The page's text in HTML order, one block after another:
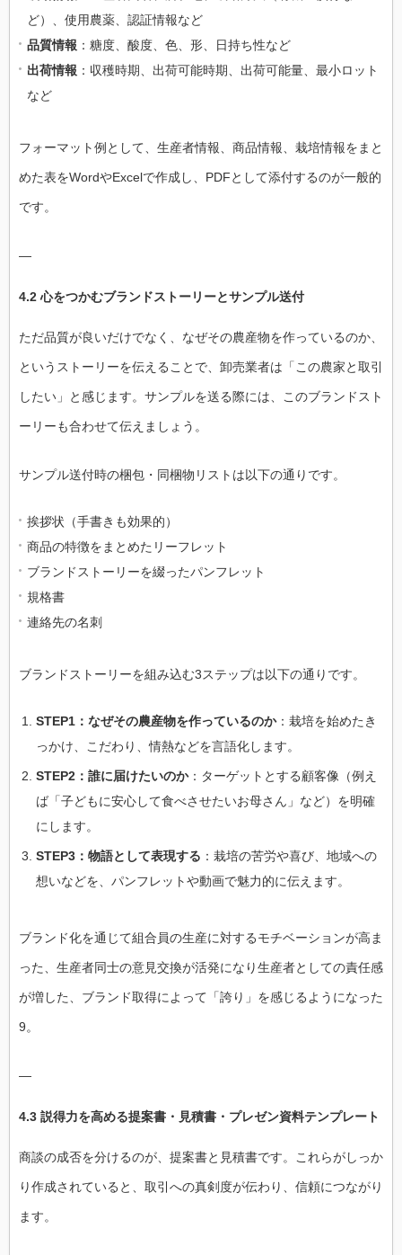
ど）、使用農薬、認証情報など
品質情報 ：糖度、酸度、色、形、日持ち性など
出荷情報 ：収穫時期、出荷可能時期、出荷可能量、最小ロット
など
フォーマット例として、生産者情報、商品情報、栽培情報をまと
めた表をWordやExcelで作成し、PDFとして添付するのが一般的
です。
—
4.2 心をつかむブランドストーリーとサンプル送付
ただ品質が良いだけでなく、なぜその農産物を作っているのか、
というストーリーを伝えることで、卸売業者は「この農家と取引
したい」と感じます。サンプルを送る際には、このブランドスト
ーリーも合わせて伝えましょう。
サンプル送付時の梱包・同梱物リストは以下の通りです。
挨拶状（手書きも効果的）
商品の特徴をまとめたリーフレット
ブランドストーリーを綴ったパンフレット
規格書
連絡先の名刺
ブランドストーリーを組み込む3ステップは以下の通りです。
STEP1：なぜその農産物を作っているのか：栽培を始めたき
っかけ、こだわり、情熱などを言語化します。
STEP2：誰に届けたいのか：ターゲットとする顧客像（例え
ば「子どもに安心して食べさせたいお母さん」など）を明確
にします。
STEP3：物語として表現する ：栽培の苦労や喜び、地域への
想いなどを、パンフレットや動画で魅力的に伝えます。
ブランド化を通じて組合員の生産に対するモチベーションが高ま
った、生産者同士の意見交換が活発になり生産者としての責任感
が増した、ブランド取得によって「誇り」を感じるようになった
9。
—
4.3 説得力を高める提案書・見積書・プレゼン資料テンプレート
商談の成否を分けるのが、提案書と見積書です。これらがしっか
り作成されていると、取引への真剣度が伝わり、信頼につながり
ます。